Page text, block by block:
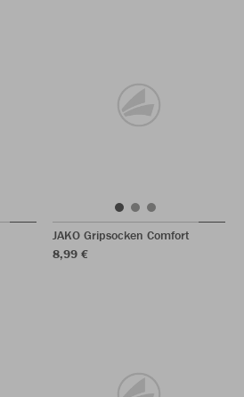
JAKO Gripsocken Comfort
8,99 €